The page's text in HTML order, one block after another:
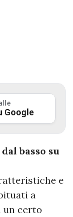
Google
basso su
e
a
un certo